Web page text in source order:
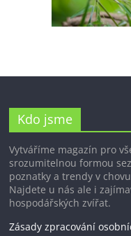
Kdo jsme
Vytváříme magazín pro
srozumitelnou formou
poznatky a trendy v
Najdete u nás ale i
hospodářských zvířat.
Zásady zpracování